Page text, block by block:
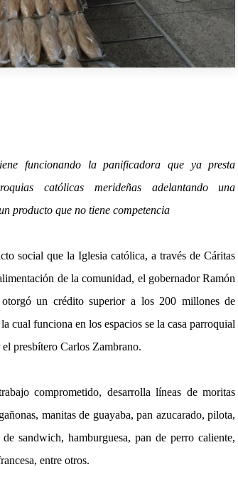
funcionando la panificadora que ya presta
católicas merideñas adelantando una
producto que no tiene competencia
social que la Iglesia católica, a través de Cáritas
de la comunidad, el gobernador Ramón
un crédito superior a los 200 millones de
cual funciona en los espacios se la casa parroquial
presbítero Carlos Zambrano.
comprometido, desarrolla líneas de moritas
manitas de guayaba, pan azucarado, pilota,
sandwich, hamburguesa, pan de perro caliente,
entre otros.